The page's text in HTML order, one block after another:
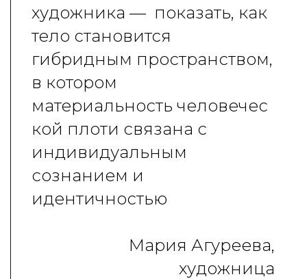
художника — показать, как
тело становится
гибридным пространством,
в котором
материальность человечес
кой плоти связана с
индивидуальным
сознанием и
идентичностью
Мария Агуреева,
художница